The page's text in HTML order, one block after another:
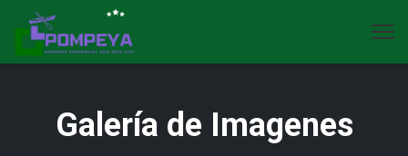
Galería de Imagenes